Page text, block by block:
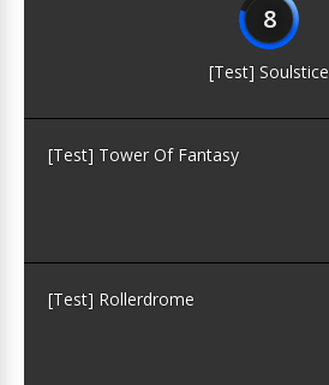
8
[Test] Soulstice
[Test] Tower Of Fantasy
[Test] Rollerdrome